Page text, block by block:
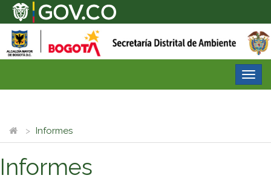
Informes
Informes